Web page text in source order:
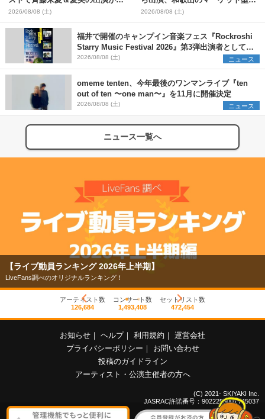
定
2026/08/08 (土)
外イベント『PICNIC JAM
2026』早割チケット発売開始
2026/08/08 (土)
福井で開催のキャンプイン音楽フェス『Rockroshi
Starry Music Festival 2026』第3弾出演者として
SCOOBIE DO、かりゆし58、Reiを発表
2026/08/08 (土) ニュース
omeme tenten、今年最後のワンマンライブ『ten
out of ten 〜one man〜』を11月に開催決定
2026/08/08 (土) ニュース
ニュース一覧へ
【ライブ動員ランキング 2026年上半期】
LiveFans調べのオリジナルランキング！
アーティスト数
126,684
コンサート数
1,493,408
セットリスト数
472,454
お知らせ ヘルプ 利用規約
運営会社
プライバシーポリシー
お問い合わせ
投稿のガイドライン
アーティスト・公演主催者の方へ
(C) 2021- SKIYAKI Inc.
JASRAC許諾番号：9022255001Y45037